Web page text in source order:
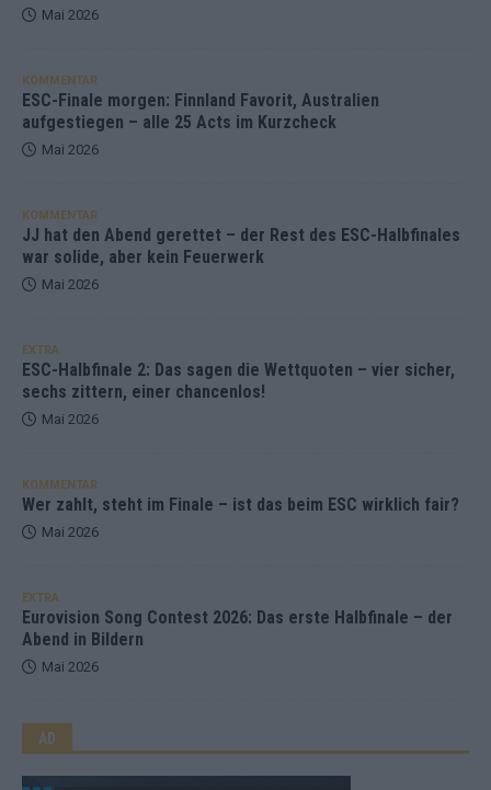
Mai 2026
KOMMENTAR
ESC-Finale morgen: Finnland Favorit, Australien
aufgestiegen – alle 25 Acts im Kurzcheck
Mai 2026
KOMMENTAR
JJ hat den Abend gerettet – der Rest des ESC-Halbfinales
war solide, aber kein Feuerwerk
Mai 2026
EXTRA
ESC-Halbfinale 2: Das sagen die Wettquoten – vier sicher,
sechs zittern, einer chancenlos!
Mai 2026
KOMMENTAR
Wer zahlt, steht im Finale – ist das beim ESC wirklich fair?
Mai 2026
EXTRA
Eurovision Song Contest 2026: Das erste Halbfinale – der
Abend in Bildern
Mai 2026
AD